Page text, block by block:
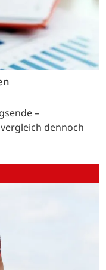
–
dennoch